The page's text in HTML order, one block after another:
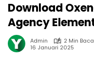
Download
Agency
Admin
2 Min Baca
16 Januari 2025